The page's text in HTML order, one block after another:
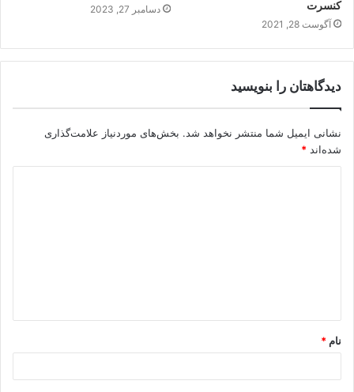
کنسرت
آگوست 28, 2021
دسامبر 27, 2023
دیدگاهتان را بنویسید
نشانی ایمیل شما منتشر نخواهد شد. بخش‌های موردنیاز علامت‌گذاری
شده‌اند *
نام *